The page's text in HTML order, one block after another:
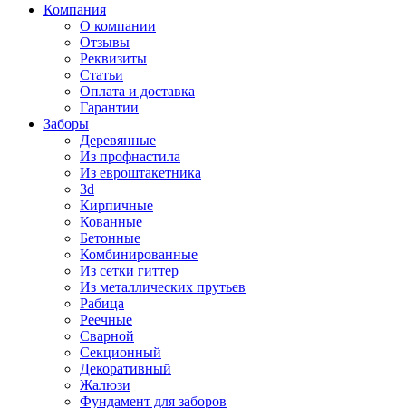
Компания
О компании
Отзывы
Реквизиты
Статьи
Оплата и доставка
Гарантии
Заборы
Деревянные
Из профнастила
Из евроштакетника
3d
Кирпичные
Кованные
Бетонные
Комбинированные
Из сетки гиттер
Из металлических прутьев
Рабица
Реечные
Сварной
Секционный
Декоративный
Жалюзи
Фундамент для заборов